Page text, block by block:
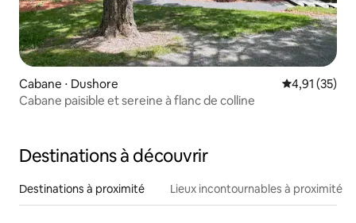
Cabane ⋅ Dushore Évaluation
4,91 (35)
Cabane paisible et sereine à flanc de colline
Destinations à découvrir
Destinations à proximité Lieux incontournables à proximité